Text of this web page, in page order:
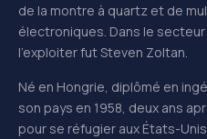
de la montre à quartz et de
électroniques. Dans le
l’exploiter fut Steven Zoltan.
Né en Hongrie, diplômé en
son pays en 1958, deux ans
pour se réfugier aux États-